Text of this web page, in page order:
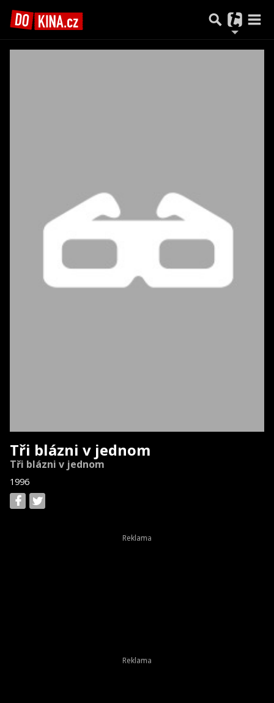
Tři blázni v jednom
Tři blázni v jednom
1996